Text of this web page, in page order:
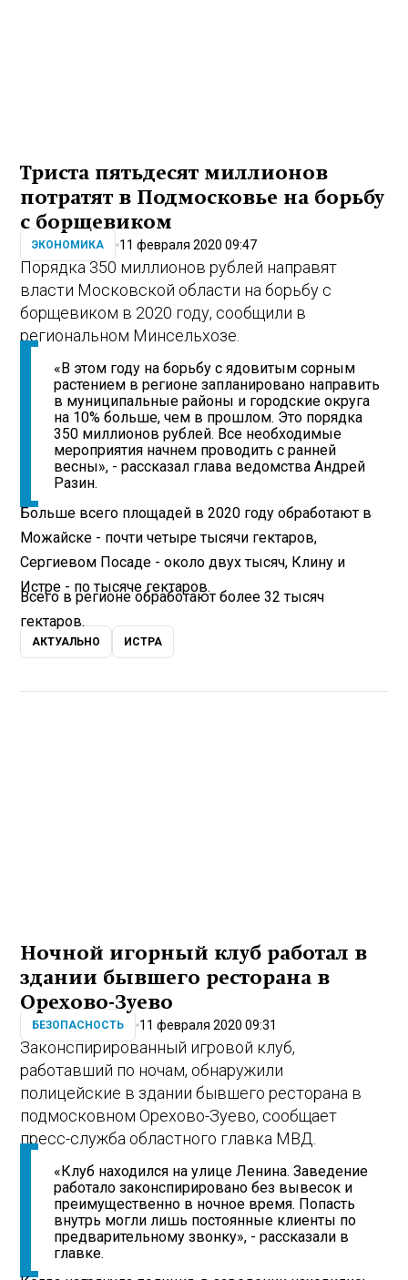
Триста пятьдесят миллионов
потратят в Подмосковье на борьбу
с борщевиком
ЭКОНОМИКА 11 февраля 2020 09:47
Порядка 350 миллионов рублей направят
власти Московской области на борьбу с
борщевиком в 2020 году, сообщили в
региональном Минсельхозе.
«В этом году на борьбу с ядовитым сорным
растением в регионе запланировано направить
в муниципальные районы и городские округа
на 10% больше, чем в прошлом. Это порядка
350 миллионов рублей. Все необходимые
мероприятия начнем проводить с ранней
весны», - рассказал глава ведомства Андрей
Разин.
Больше всего площадей в 2020 году обработают в
Можайске - почти четыре тысячи гектаров,
Сергиевом Посаде - около двух тысяч, Клину и
Истре - по тысяче гектаров.
Всего в регионе обработают более 32 тысяч
гектаров.
АКТУАЛЬНО ИСТРА
Ночной игорный клуб работал в
здании бывшего ресторана в
Орехово-Зуево
БЕЗОПАСНОСТЬ 11 февраля 2020 09:31
Законспирированный игровой клуб,
работавший по ночам, обнаружили
полицейские в здании бывшего ресторана в
подмосковном Орехово-Зуево, сообщает
пресс-служба областного главка МВД.
«Клуб находился на улице Ленина. Заведение
работало законспирировано без вывесок и
преимущественно в ночное время. Попасть
внутрь могли лишь постоянные клиенты по
предварительному звонку», - рассказали в
главке.